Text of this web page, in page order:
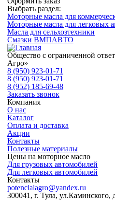
Выбрать раздел:
Моторные масла для
Моторные масла для легковых
Масла для сельхозтехники
Смазки ВМПАВТО
Общество с ограниченной
Агро»
8 (950) 923-01-71
8 (950) 923-01-71
8 (952) 185-69-48
Заказать звонок
Компания
О нас
Каталог
Оплата и доставка
Акции
Контакты
Полезные материалы
Цены на моторное масло
Для грузовых автомобилей
Для легковых автомобилей
Контакты
potencialagro@yandex.ru
300041, г. Тула, ул.Каминского,